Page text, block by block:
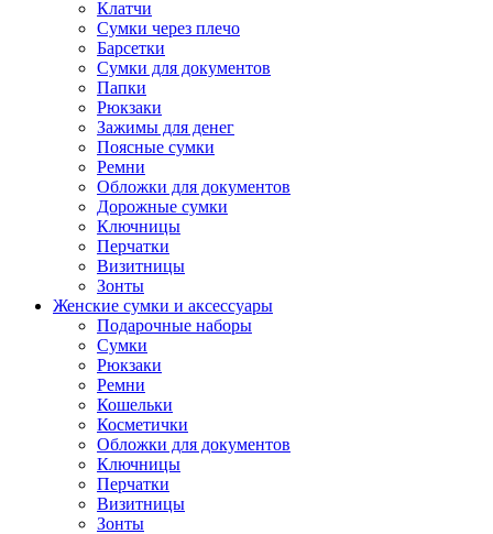
Клатчи
Сумки через плечо
Барсетки
Сумки для документов
Папки
Рюкзаки
Зажимы для денег
Поясные сумки
Ремни
Обложки для документов
Дорожные сумки
Ключницы
Перчатки
Визитницы
Зонты
Женские сумки и аксессуары
Подарочные наборы
Сумки
Рюкзаки
Ремни
Кошельки
Косметички
Обложки для документов
Ключницы
Перчатки
Визитницы
Зонты